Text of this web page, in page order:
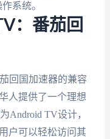
系统。
：番茄回
回国加速器的兼容
人提供了一个理想
Android TV设计，
户可以轻松访问其